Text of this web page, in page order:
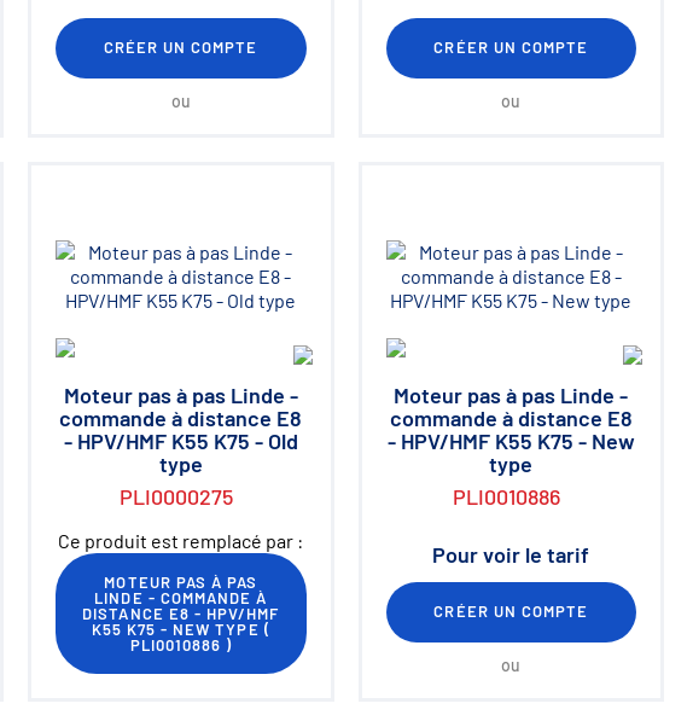
CRÉER UN COMPTE
ou
CRÉER UN COMPTE
ou
Moteur pas à pas Linde -
commande à distance E8
- HPV/HMF K55 K75 - Old
type
PLI0000275
Ce produit est remplacé par :
MOTEUR PAS À PAS
LINDE - COMMANDE À
DISTANCE E8 - HPV/HMF
K55 K75 - NEW TYPE (
PLI0010886 )
Moteur pas à pas Linde -
commande à distance E8
- HPV/HMF K55 K75 - New
type
PLI0010886
Pour voir le tarif
CRÉER UN COMPTE
ou